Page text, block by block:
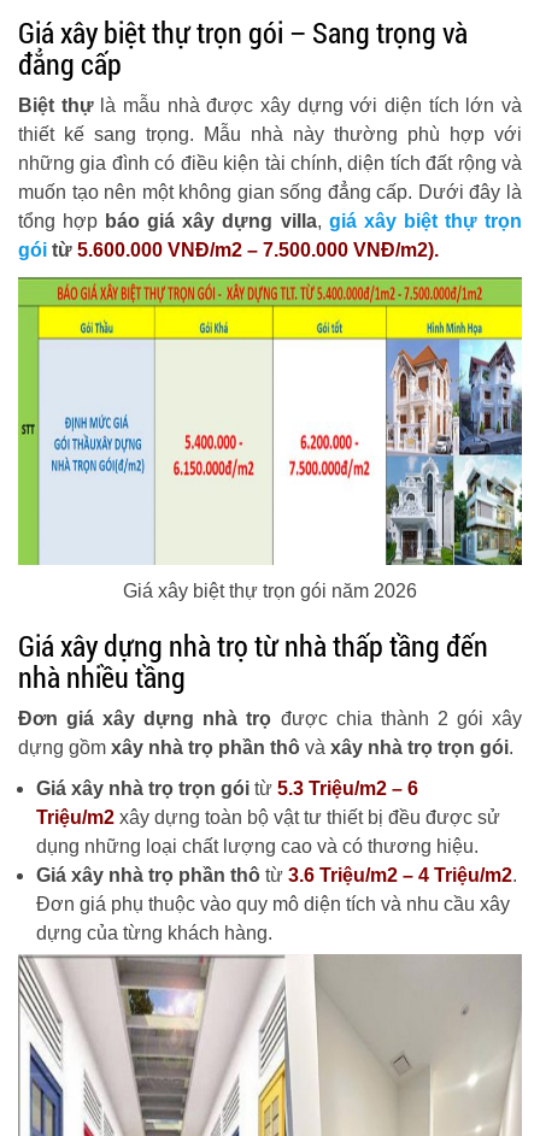
Giá xây biệt thự trọn gói – Sang trọng và
đẳng cấp
Biệt thựlà mẫu nhà được xây dựng với diện tích lớn và
thiết kế sang trọng. Mẫu nhà này thường phù hợp với
những gia đình có điều kiện tài chính, diện tích đất rộng và
muốn tạo nên một không gian sống đẳng cấp. Dưới đây là
tổng hợp báo giá xây dựng villa, giá xây biệt thự trọn
gói từ 5.600.000 VNĐ/m2 – 7.500.000 VNĐ/m2).
Giá xây biệt thự trọn gói năm 2026
Giá xây dựng nhà trọ từ nhà thấp tầng đến
nhà nhiều tầng
Đơn giá xây dựng nhà trọ được chia thành 2 gói xây
dựng gồm xây nhà trọ phần thô và xây nhà trọ trọn gói.
Giá xây nhà trọ trọn gói từ 5.3 Triệu/m2 – 6
Triệu/m2 xây dựng toàn bộ vật tư thiết bị đều được sử
dụng những loại chất lượng cao và có thương hiệu.
Giá xây nhà trọ phần thô từ 3.6 Triệu/m2 – 4 Triệu/m2.
Đơn giá phụ thuộc vào quy mô diện tích và nhu cầu xây
dựng của từng khách hàng.